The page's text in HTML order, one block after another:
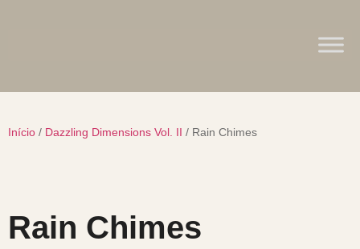
Início / Dazzling Dimensions Vol. II / Rain Chimes
Rain Chimes